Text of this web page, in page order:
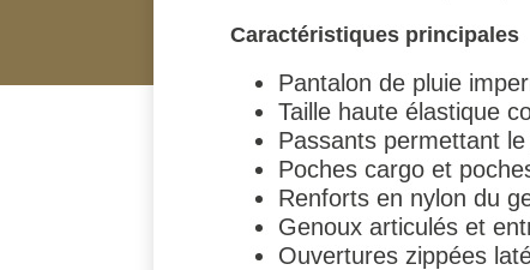
Caractéristiques principales
Pantalon de pluie
Taille haute élastique
Passants permettant le
Poches cargo et
Renforts en nylon du
Genoux articulés et
Ouvertures zippées